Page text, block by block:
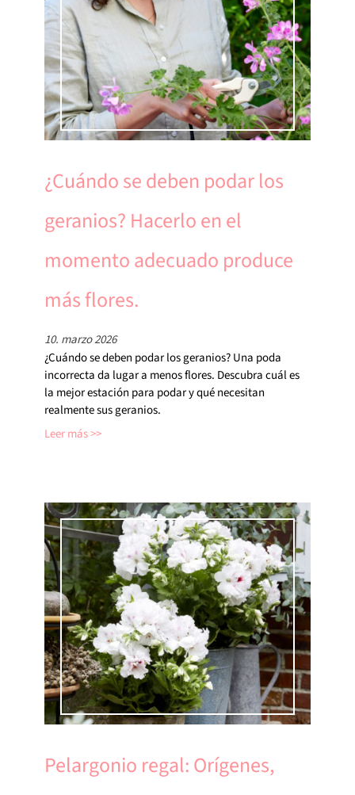
¿Cuándo se deben podar los
geranios? Hacerlo en el
momento adecuado produce
más flores.
10. marzo 2026
¿Cuándo se deben podar los geranios? Una poda
incorrecta da lugar a menos flores. Descubra cuál es
la mejor estación para podar y qué necesitan
realmente sus geranios.
Leer más
Pelargonio regal: Orígenes,